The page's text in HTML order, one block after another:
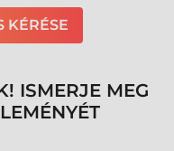
KÉRÉSE
ISMERJE MEG